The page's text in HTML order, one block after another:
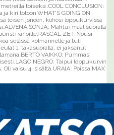
toiseksi.COOL CONCLUSION:
kiri totoon.WHAT'S GOING ON:
toisen jonoon, kohosi loppukurvissa
SONJA: Mahtui maalisuoralla
rahoille.RASCAL ZET: Nousi
selässä kolmannelle ja tuli
1. takasuoralla, ei jaksanut
VAIKKO: Pummasi
NEGRO: Taipui loppukurvin
Oli vaisu 4. sisältä.URAIA: Poissa.MAX